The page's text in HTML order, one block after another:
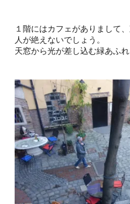
１階にはカフェがありまして
人が絶えないでしょう。
天窓から光が差し込む緑あふれ